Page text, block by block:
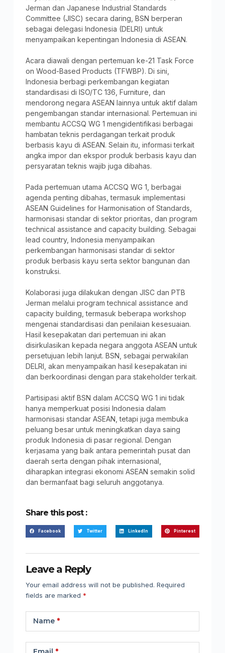
Jerman dan Japanese Industrial Standards
Committee (JISC) secara daring, BSN berperan
sebagai delegasi Indonesia (DELRI) untuk
menyampaikan kepentingan Indonesia di ASEAN.
Acara diawali dengan pertemuan ke-21 Task Force
on Wood-Based Products (TFWBP). Di sini,
Indonesia berbagi perkembangan kegiatan
standardisasi di ISO/TC 136, Furniture, dan
mendorong negara ASEAN lainnya untuk aktif dalam
pengembangan standar internasional. Pertemuan ini
membantu ACCSQ WG 1 mengidentifikasi berbagai
hambatan teknis perdagangan terkait produk
berbasis kayu di ASEAN. Selain itu, informasi terkait
angka impor dan ekspor produk berbasis kayu dan
persyaratan teknis wajib juga dibahas.
Pada pertemuan utama ACCSQ WG 1, berbagai
agenda penting dibahas, termasuk implementasi
ASEAN Guidelines for Harmonisation of Standards,
harmonisasi standar di sektor prioritas, dan program
technical assistance and capacity building. Sebagai
lead country, Indonesia menyampaikan
perkembangan harmonisasi standar di sektor
produk berbasis kayu serta sektor bangunan dan
konstruksi.
Kolaborasi juga dilakukan dengan JISC dan PTB
Jerman melalui program technical assistance and
capacity building, termasuk beberapa workshop
mengenai standardisasi dan penilaian kesesuaian.
Hasil kesepakatan dari pertemuan ini akan
disirkulasikan kepada negara anggota ASEAN untuk
persetujuan lebih lanjut. BSN, sebagai perwakilan
DELRI, akan menyampaikan hasil kesepakatan ini
dan berkoordinasi dengan para stakeholder terkait.
Partisipasi aktif BSN dalam ACCSQ WG 1 ini tidak
hanya memperkuat posisi Indonesia dalam
harmonisasi standar ASEAN, tetapi juga membuka
peluang besar untuk meningkatkan daya saing
produk Indonesia di pasar regional. Dengan
kerjasama yang baik antara pemerintah pusat dan
daerah serta dengan pihak internasional,
diharapkan integrasi ekonomi ASEAN semakin solid
dan bermanfaat bagi seluruh anggotanya.
Share this post :
Facebook Twitter LinkedIn Pinterest
Leave a Reply
Your email address will not be published. Required
fields are marked *
Name*